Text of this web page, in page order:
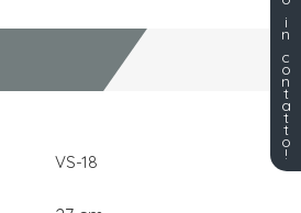
VS-18
i
n
c
o
n
t
a
t
t
o
!